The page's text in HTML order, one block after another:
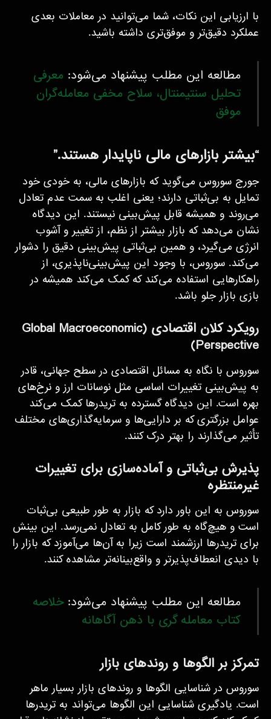
با ارزیابی این نکات، شما می‌توانید در معاملات بعدی
عملکرد دقیق‌تر و موفق‌تری داشته باشید.
مطالعه این مطلب پیشنهاد می‌شود: معرفی
تحلیل سنتیمنتال، سلاح مخفی معامله‌گران
موفق
“بیشتر بازارهای مالی ناپایدار هستند.”
جورج سوروس می‌گوید که بازارهای مالی، به خودی خود
تمایل به بی‌ثباتی دارند؛ یعنی اغلب به سمت عدم تعادل
می‌روند و همیشه قابل پیش‌بینی نیستند. این دیدگاه
نشان می‌دهد که بازار بیشتر از نظم، از تغییر و آشوب
انرژی می‌گیرد، و همین بی‌ثباتی پیش‌بینی دقیق را دشوار
می‌کند. سوروس، با وجود این پیش‌بینی‌ناپذیری، از
راهکارهایی استفاده می‌کند که کمک می‌کند همیشه در
بازی بازار جلو باشد.
رویکرد کلان اقتصادی (Global Macroeconomic
Perspective)
سوروس با نگاه به مسائل اقتصادی در سطح جهانی، قادر
به پیش‌بینی تغییرات اساسی مثل نوسانات ارز و نرخ‌های
بهره است. این دیدگاه گسترده به تریدرها کمک می‌کند
عوامل بزرگتری که بر دارایی‌ها و سرمایه‌گذاری‌های مختلف
تأثیر می‌گذارند را بهتر درک کنند.
پذیرش بی‌ثباتی و آماده‌سازی برای تغییرات
غیرمنتظره
سوروس به این باور دارد که بازار به طور طبیعی بی‌ثبات
است و هیچ‌گاه به طور کامل به تعادل نمی‌رسد. این بینش
برای تریدرها ارزشمند است زیرا به آن‌ها می‌آموزد که بازار را
با دیدی انعطاف‌پذیرتر و واقع‌بینانه‌تر مشاهده کنند.
مطالعه این مطلب پیشنهاد می‌شود:خلاصه
کتاب معامله گری با ذهن آگاهانه
تمرکز بر الگوها و روندهای بازار
سوروس در شناسایی الگوها و روندهای بازار بسیار ماهر
است. یادگیری شناسایی این الگوها می‌تواند به تریدرها